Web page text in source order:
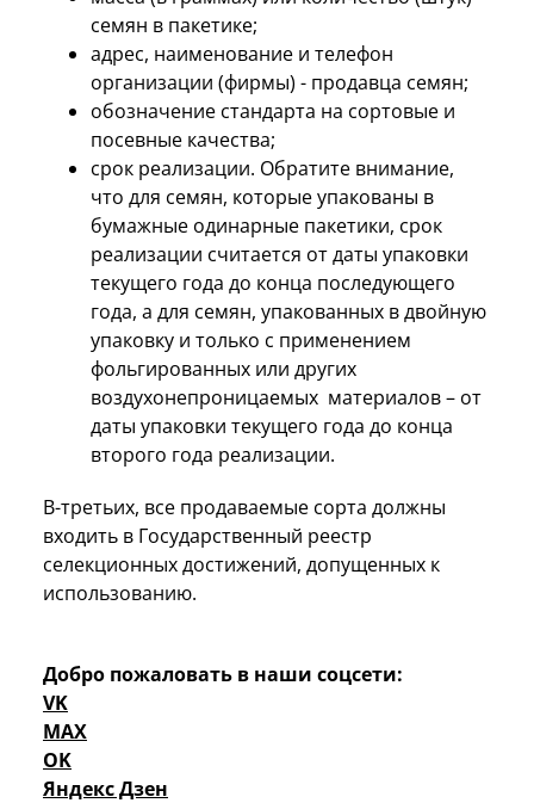
семян в пакетике;
адрес, наименование и телефон
организации (фирмы) - продавца семян;
обозначение стандарта на сортовые и
посевные качества;
срок реализации. Обратите внимание,
что для семян, которые упакованы в
бумажные одинарные пакетики, срок
реализации считается от даты упаковки
текущего года до конца последующего
года, а для семян, упакованных в двойную
упаковку и только с применением
фольгированных или других
воздухонепроницаемых материалов – от
даты упаковки текущего года до конца
второго года реализации.
В-третьих, все продаваемые сорта должны
входить в Государственный реестр
селекционных достижений, допущенных к
использованию.
Добро пожаловать в наши соцсети:
VK
MAX
OK
Яндекс Дзен